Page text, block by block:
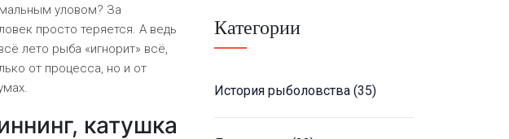
уловом? За
просто теряется. А ведь
лето рыба «игнорит» всё,
от процесса, но и от
катушка
Категории
История рыболовства (35)